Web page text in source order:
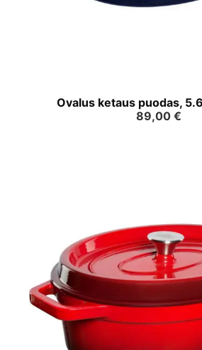
Ovalus ketaus puodas,
89,00 €